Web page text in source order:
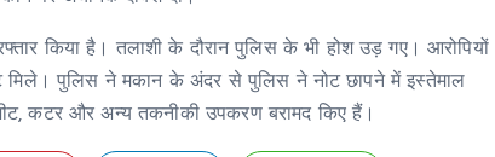
किया है। तलाशी के दौरान पुलिस के भी होश उड़ गए। आरोपियों
पुलिस ने मकान के अंदर से पुलिस ने नोट छापने में इस्तेमाल
कटर और अन्य तकनीकी उपकरण बरामद किए हैं।